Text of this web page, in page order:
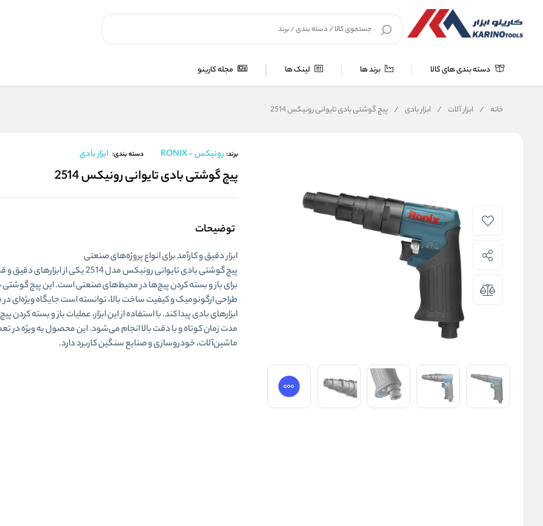
دسته بندی های کالا برند ها لینک ها مجله کارینو
خانه / ابزار آلات / ابزار بادی / پیچ گوشتی بادی تایوانی رونیکس 2514
برند: رونیکس - RONIX دسته بندی: ابزار بادی
پیچ گوشتی بادی تایوانی رونیکس 2514
توضیحات
ابزار دقیق و کارآمد برای انواع پروژه‌های صنعتی
پیچ گوشتی بادی تایوانی رونیکس مدل 2514 یکی از
برای باز و بسته کردن پیچ‌ها در محیط‌های صنعتی است. این پیچ گوشتی
طراحی ارگونومیک و کیفیت ساخت بالا، توانسته است جایگاه ویژه‌ای در
ابزارهای بادی پیدا کند. با استفاده از این ابزار، عملیات باز و بسته کردن
مدت زمان کوتاه و با دقت بالا انجام می‌شود. این محصول به ویژه در
ماشین‌آلات، خودروسازی و صنایع سنگین کاربرد دارد.